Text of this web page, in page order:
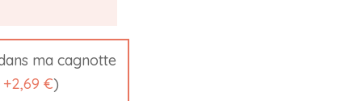
ma cagnotte
+2,69 €)